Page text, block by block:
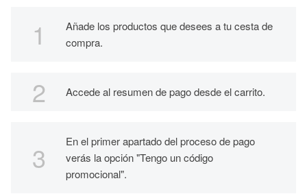
Añade los productos que desees a tu cesta de
compra.
Accede al resumen de pago desde el carrito.
En el primer apartado del proceso de pago
verás la opción "Tengo un código
promocional".